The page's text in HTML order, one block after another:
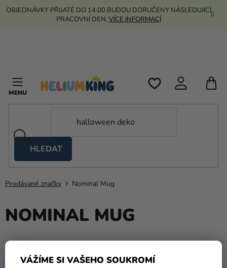
VÁŽÍME SI VAŠEHO SOUKROMÍ
Přejít
OBJEDNÁVKY PŘIJATÉ DO 14:00 BUDOU DORUČENY NÁSLEDUJÍCÍ
PRACOVNÍ DEN. VÍCE INFORMACÍ
HLEDAT
stany
Kanekalon
Helium
a
Svatba
Prodávané značky Nominal Mug
NOMINAL MUG